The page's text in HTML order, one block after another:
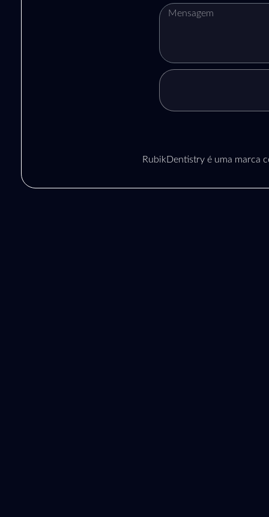
RubikDentistry é uma marca